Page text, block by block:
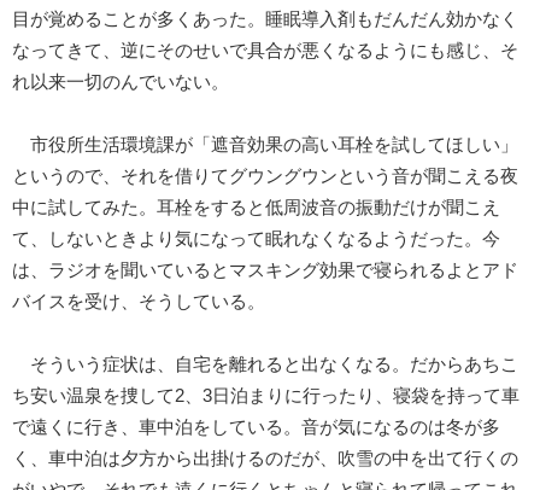
目が覚めることが多くあった。睡眠導入剤もだんだん効かなく
なってきて、逆にそのせいで具合が悪くなるようにも感じ、そ
れ以来一切のんでいない。
市役所生活環境課が「遮音効果の高い耳栓を試してほしい」
というので、それを借りてグウングウンという音が聞こえる夜
中に試してみた。耳栓をすると低周波音の振動だけが聞こえ
て、しないときより気になって眠れなくなるようだった。今
は、ラジオを聞いているとマスキング効果で寝られるよとアド
バイスを受け、そうしている。
そういう症状は、自宅を離れると出なくなる。だからあちこ
ち安い温泉を捜して2、3日泊まりに行ったり、寝袋を持って車
で遠くに行き、車中泊をしている。音が気になるのは冬が多
く、車中泊は夕方から出掛けるのだが、吹雪の中を出て行くの